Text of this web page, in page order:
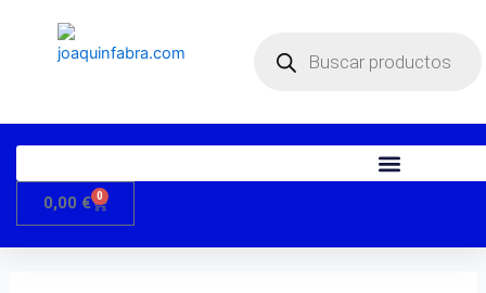
contenido
productos
0,00 € 0
Carrito